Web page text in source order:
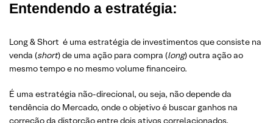
Entendendo a estratégia:
Long & Short é uma estratégia de investimentos que consiste na
venda (short) de uma ação para compra (long) outra ação ao
mesmo tempo e no mesmo volume financeiro.
É uma estratégia não-direcional, ou seja, não depende da
tendência do Mercado, onde o objetivo é buscar ganhos na
correção da distorção entre dois ativos correlacionados.